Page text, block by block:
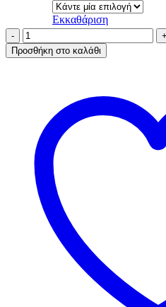
Εκκαθάριση
AA-
UNDERWEAR
Κιλοτάκι
Μαύρο
ποσότητα
Προσθήκη στο καλάθι